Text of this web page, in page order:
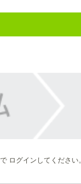
で ログインしてください